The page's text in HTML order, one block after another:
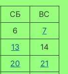
СБ
ВС
6
7
13
14
20
21